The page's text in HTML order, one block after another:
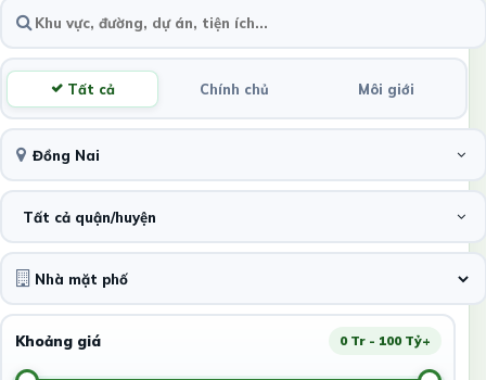
Tất cả Chính chủ Môi giới
Đồng Nai
Tất cả quận/huyện
Khoảng giá 0 Tr - 100 Tỷ+